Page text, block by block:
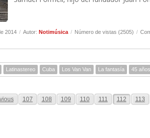
2014 / Autor: Notimúsica / Número de vistas (2505) /
Latinastereo Cuba Los Van Van La fantasía 45 años
107 108 109 110 111 112 113